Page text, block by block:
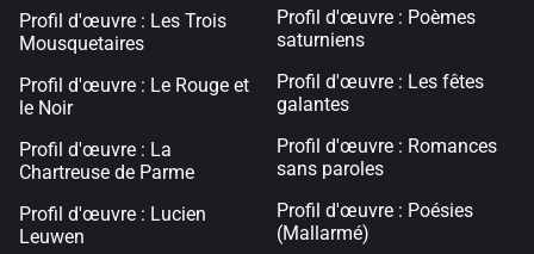
Profil d'œuvre : Les Trois
Mousquetaires
Profil d'œuvre : Le Rouge et
le Noir
Profil d'œuvre : La
Chartreuse de Parme
Profil d'œuvre : Lucien
Leuwen
Profil d'œuvre : Poèmes
saturniens
Profil d'œuvre : Les fêtes
galantes
Profil d'œuvre : Romances
sans paroles
Profil d'œuvre : Poésies
(Mallarmé)